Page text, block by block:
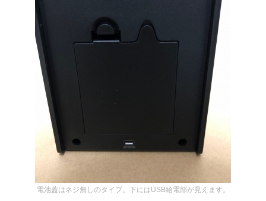
電池蓋はネジ無しのタイプ。下にはUSB給電部が見えます。